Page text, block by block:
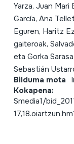
Yarza, Juan
García, Ana
Eguren, Haritz
gaiteroak,
eta Gorka
Sebastián
Bilduma mota
Kokapena:
Smedia1/